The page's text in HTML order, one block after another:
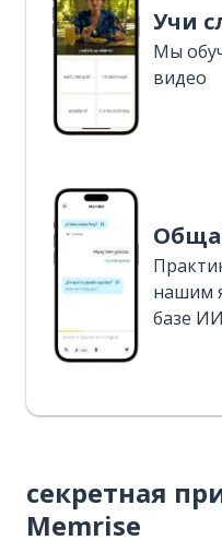
Учи
Мы
видео
нашим
базе ИИ
секретная
Memrise